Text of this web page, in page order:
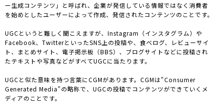
ー生成コンテンツ」と呼ばれ、企業が発信している情報ではなく消費者
を始めとしたユーザーによって作成、発信されたコンテンツのことです。
UGCというと難しく聞こえますが、Instagram（インスタグラム）や
Facebook、TwitterといったSNS上の投稿や、食べログ、レビューサイ
ト、まとめサイト、電子掲示板（BBS）、ブログサイトなどに投稿され
たテキストや写真などがすべてUGCに当たります。
UGCと似た意味を持つ言葉にCGMがあります。CGMは"Consumer
Generated Media"の略称で、UGCの投稿でコンテンツができていくメ
ディアのことです。